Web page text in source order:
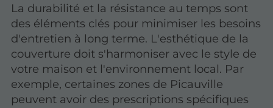
La durabilité et la résistance au temps sont
des éléments clés pour minimiser les besoins
d'entretien à long terme. L'esthétique de la
couverture doit s'harmoniser avec le style de
votre maison et l'environnement local. Par
exemple, certaines zones de Picauville
peuvent avoir des prescriptions spécifiques